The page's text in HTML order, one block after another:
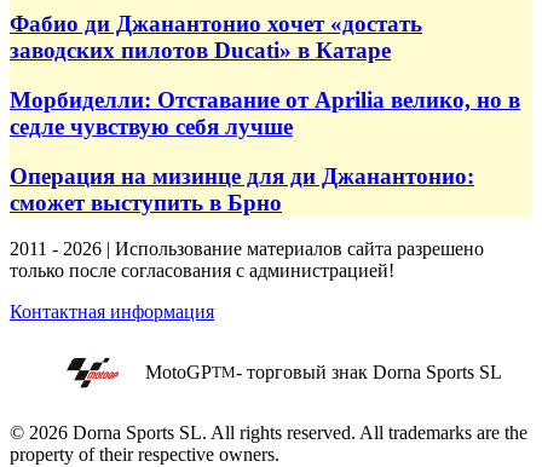
Фабио ди Джанантонио хочет «достать
заводских пилотов Ducati» в Катаре
Морбиделли: Отставание от Aprilia велико, но в
седле чувствую себя лучше
Операция на мизинце для ди Джанантонио:
сможет выступить в Брно
2011 - 2026 | Использование материалов сайта разрешено
только после согласования с администрацией!
Контактная информация
MotoGPTM- торговый знак Dorna Sports SL
© 2026 Dorna Sports SL. All rights reserved. All trademarks are the
property of their respective owners.